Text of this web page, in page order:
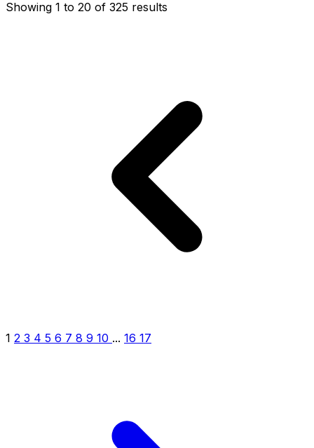
Showing 1 to 20 of 325 results
1 2 3 4 5 6 7 8 9 10 ... 16 17